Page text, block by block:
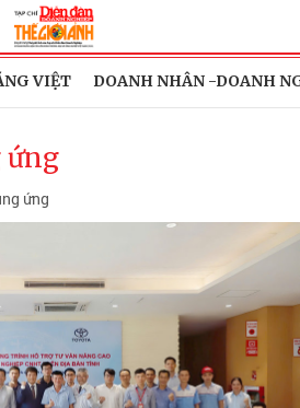
VIỆT DOANH NHÂN -DOANH
ứng
ứng